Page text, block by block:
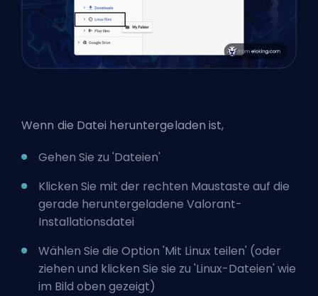
Wenn die Datei heruntergeladen ist,
Gehen Sie zu 'Dateien'
Klicken Sie mit der rechten Maustaste auf die
gerade heruntergeladene Valorant-
Installationsdatei
Wählen Sie die Option 'Mit Linux teilen' (oder
ziehen und klicken Sie sie zu 'Linux-Dateien' wie
im Bild oben gezeigt)